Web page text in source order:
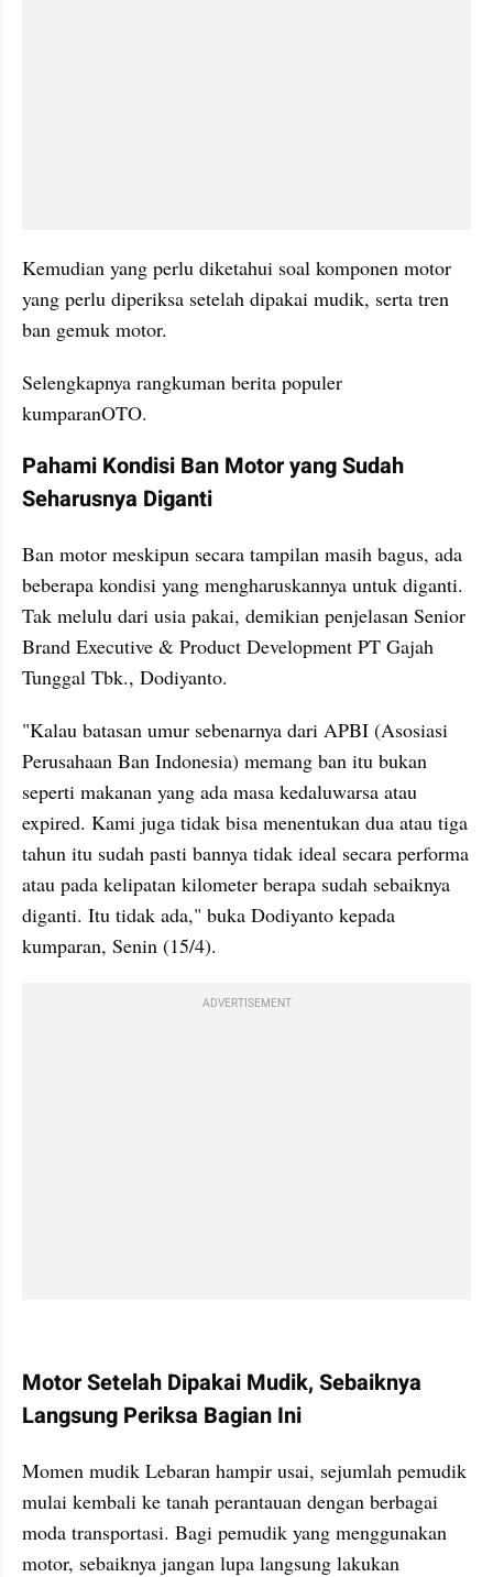
Kemudian yang perlu diketahui soal komponen motor
yang perlu diperiksa setelah dipakai mudik, serta tren
ban gemuk motor.
Selengkapnya rangkuman berita populer
kumparanOTO.
Pahami Kondisi Ban Motor yang Sudah
Seharusnya Diganti
Ban motor meskipun secara tampilan masih bagus, ada
beberapa kondisi yang mengharuskannya untuk diganti.
Tak melulu dari usia pakai, demikian penjelasan Senior
Brand Executive & Product Development PT Gajah
Tunggal Tbk., Dodiyanto.
"Kalau batasan umur sebenarnya dari APBI (Asosiasi
Perusahaan Ban Indonesia) memang ban itu bukan
seperti makanan yang ada masa kedaluwarsa atau
expired. Kami juga tidak bisa menentukan dua atau tiga
tahun itu sudah pasti bannya tidak ideal secara performa
atau pada kelipatan kilometer berapa sudah sebaiknya
diganti. Itu tidak ada," buka Dodiyanto kepada
kumparan, Senin (15/4).
ADVERTISEMENT
Motor Setelah Dipakai Mudik, Sebaiknya
Langsung Periksa Bagian Ini
Momen mudik Lebaran hampir usai, sejumlah pemudik
mulai kembali ke tanah perantauan dengan berbagai
moda transportasi. Bagi pemudik yang menggunakan
motor, sebaiknya jangan lupa langsung lakukan